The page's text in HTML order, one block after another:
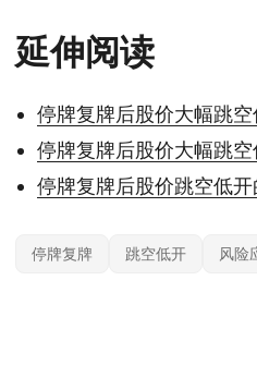
延伸阅读
停牌复牌后股价大幅跳
停牌复牌后股价大幅跳
停牌复牌后股价跳空低
停牌复牌 跳空低开 风险